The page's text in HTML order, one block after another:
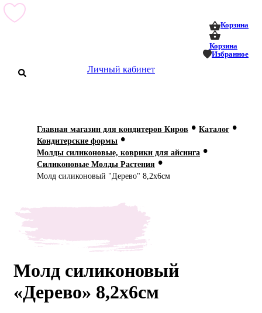
Корзина
Корзина
Избранное
Личный кабинет
Мастер-
классы
Главная магазин для кондитеров Киров • Каталог •
Кондитерские формы •
Молды силиконовые, коврики для айсинга •
Силиконовые Молды Растения •
Молд силиконовый "Дерево" 8,2х6см
Молд силиконовый
«Дерево» 8,2х6см